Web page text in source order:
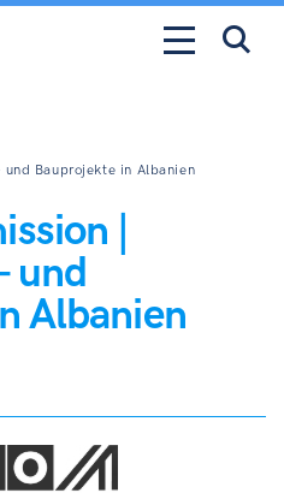
Bauprojekte in Albanien
|
und
Albanien